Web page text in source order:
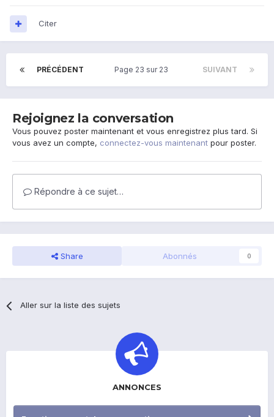
Citer
PRÉCÉDENT SUIVANT
Page 23 sur 23
Rejoignez la conversation
Vous pouvez poster maintenant et vous enregistrez plus tard. Si
vous avez un compte, connectez-vous maintenant pour poster.
Répondre à ce sujet…
Share Abonnés 0
Aller sur la liste des sujets
ANNONCES